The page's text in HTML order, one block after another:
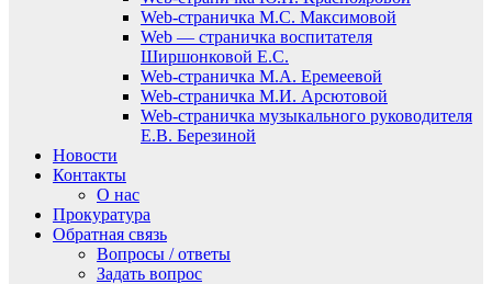
Web-страничка М.С. Максимовой
Web — страничка воспитателя
Ширшонковой Е.С.
Web-страничка М.А. Еремеевой
Web-страничка М.И. Арсютовой
Web-страничка музыкального руководителя
Е.В. Березиной
Новости
Контакты
О нас
Прокуратура
Обратная связь
Вопросы / ответы
Задать вопрос